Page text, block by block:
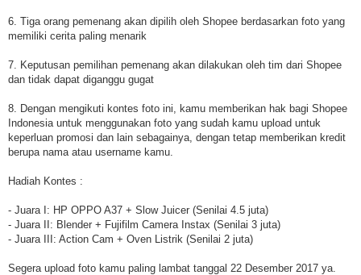
6. Tiga orang pemenang akan dipilih oleh Shopee berdasarkan foto yang
memiliki cerita paling menarik
7. Keputusan pemilihan pemenang akan dilakukan oleh tim dari Shopee
dan tidak dapat diganggu gugat
8. Dengan mengikuti kontes foto ini, kamu memberikan hak bagi Shopee
Indonesia untuk menggunakan foto yang sudah kamu upload untuk
keperluan promosi dan lain sebagainya, dengan tetap memberikan kredit
berupa nama atau username kamu.
Hadiah Kontes :
- Juara I: HP OPPO A37 + Slow Juicer (Senilai 4.5 juta)
- Juara II: Blender + Fujifilm Camera Instax (Senilai 3 juta)
- Juara III: Action Cam + Oven Listrik (Senilai 2 juta)
Segera upload foto kamu paling lambat tanggal 22 Desember 2017 ya.